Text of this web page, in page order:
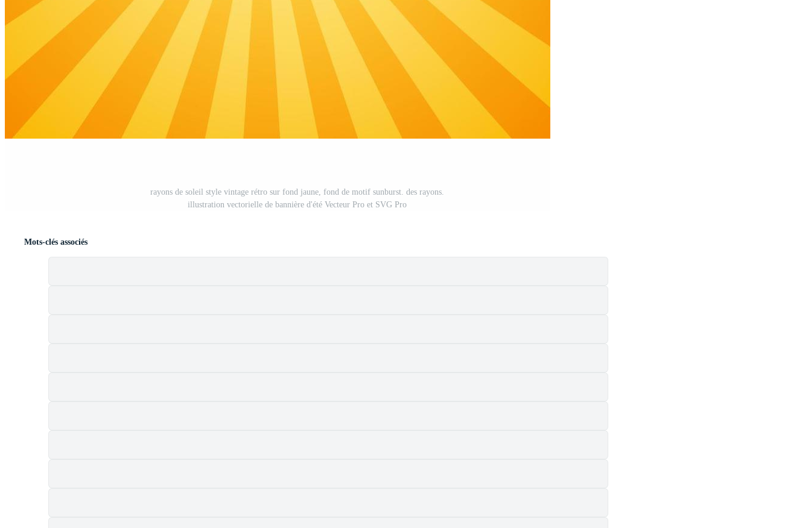
rayons de soleil style vintage rétro sur fond jaune, fond de motif sunburst. des rayons.
illustration vectorielle de bannière d'été Vecteur Pro et SVG Pro
Mots-clés associés